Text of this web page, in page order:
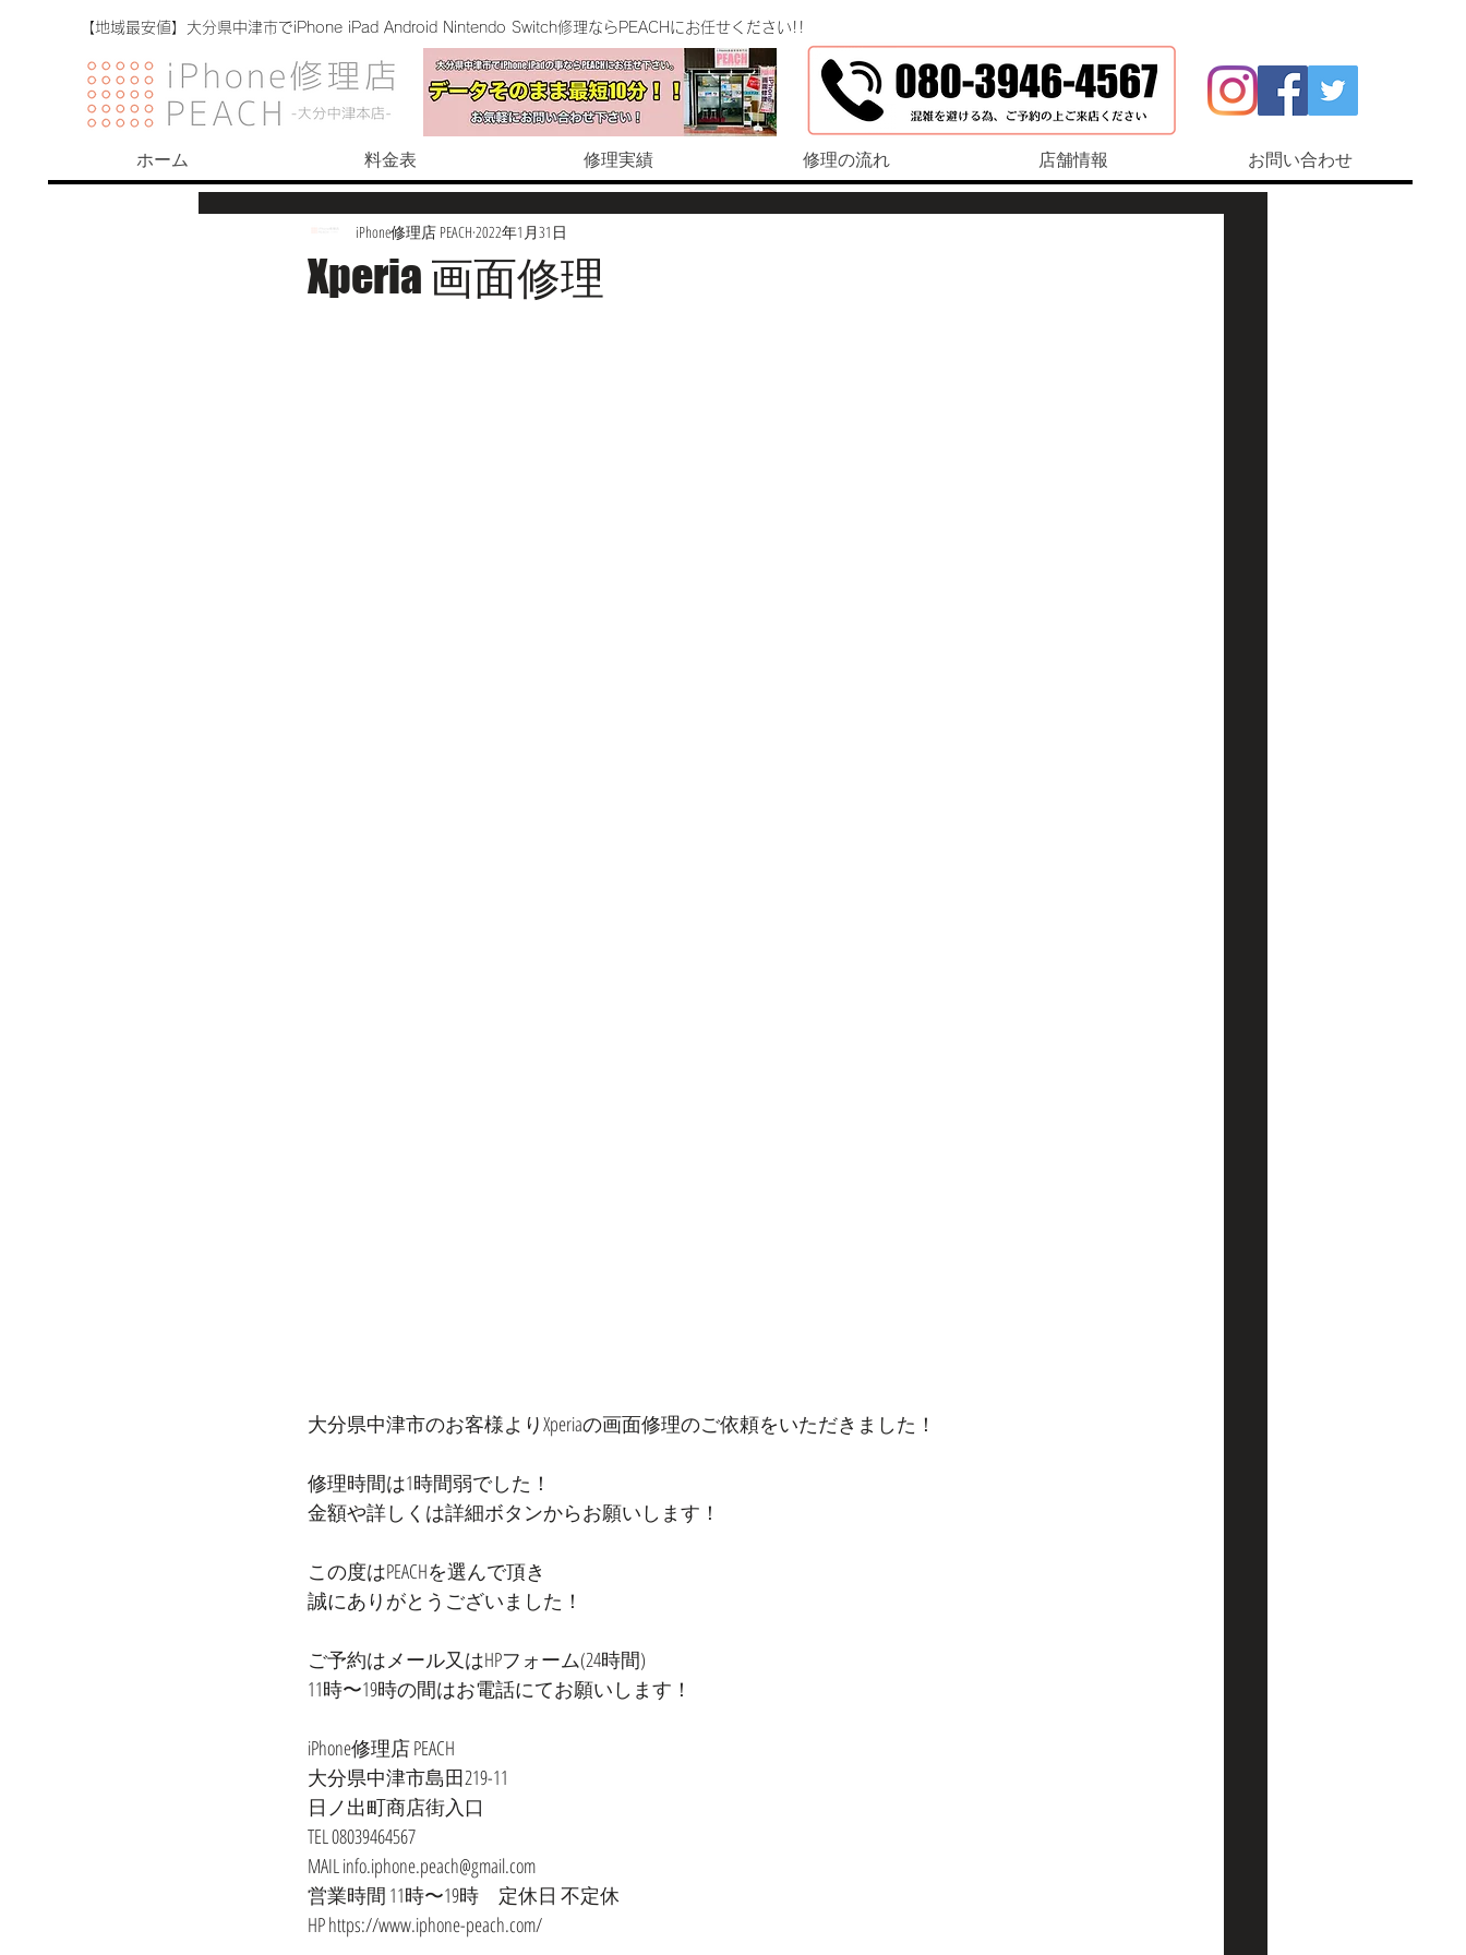
【地域最安値】大分県中津市でiPhone iPad Android Nintendo Switch修理ならPEACHにお任せください!!
ホーム 料金表 修理実績 修理の流れ 店舗情報 お問い合わせ
Xperia 画面修理
iPhone修理店 PEACH 2022年1月31日
大分県中津市のお客様よりXperiaの画面修理のご依頼をいただきました！
修理時間は1時間弱でした！
金額や詳しくは詳細ボタンからお願いします！
この度はPEACHを選んで頂き
誠にありがとうございました！
ご予約はメール又はHPフォーム(24時間)
11時〜19時の間はお電話にてお願いします！
iPhone修理店 PEACH
大分県中津市島田219-11
日ノ出町商店街入口
TEL 08039464567
MAIL info.iphone.peach@gmail.com
営業時間 11時〜19時　定休日 不定休
HP https://www.iphone-peach.com/